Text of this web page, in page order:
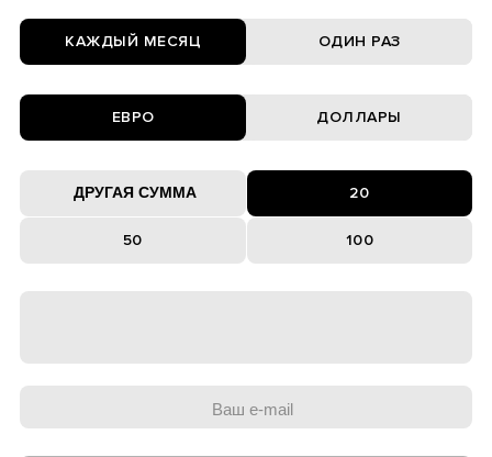
КАЖДЫЙ МЕСЯЦ ОДИН РАЗ
ЕВРО ДОЛЛАРЫ
20
50 100